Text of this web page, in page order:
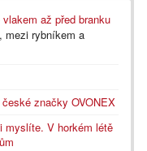
až před branku
mezi rybníkem a
značky OVONEX
myslíte. V horkém létě